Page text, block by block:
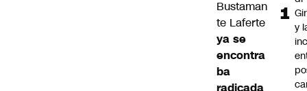
Bustaman
te Laferte
ya se
encontra
ba
y